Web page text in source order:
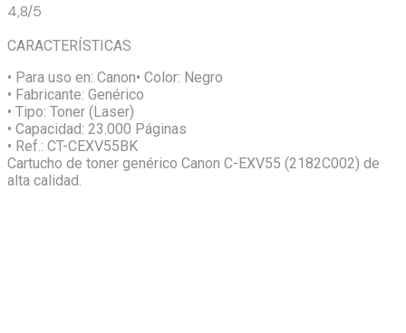
4,8/5
CARACTERÍSTICAS
• Para uso en: Canon• Color: Negro
• Fabricante: Genérico
• Tipo: Toner (Laser)
• Capacidad: 23.000 Páginas
• Ref.: CT-CEXV55BK
Cartucho de toner genérico Canon C-EXV55 (2182C002) de
alta calidad.